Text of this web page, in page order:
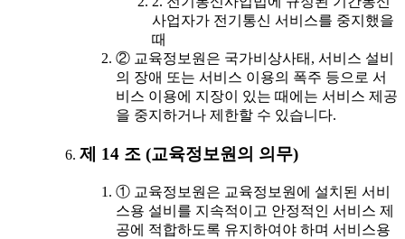
사업자가 전기통신 서비스를 중지했을
때
② 교육정보원은 국가비상사태, 서비스 설비
의 장애 또는 서비스 이용의 폭주 등으로 서
비스 이용에 지장이 있는 때에는 서비스 제공
을 중지하거나 제한할 수 있습니다.
제 14 조 (교육정보원의 의무)
① 교육정보원은 교육정보원에 설치된 서비
스용 설비를 지속적이고 안정적인 서비스 제
공에 적합하도록 유지하여야 하며 서비스용